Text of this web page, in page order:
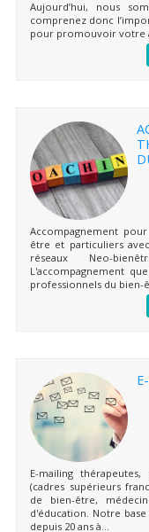
Aujourd’hui, nous
comprenez donc
pour promouvoir votre
Accompagnement
être et particuliers
réseaux Neo-
L'accompagnement
professionnels du bien-
E-mailing
(cadres supérieurs
de bien-être,
d'éducation. Notre
depuis 20 ans à...